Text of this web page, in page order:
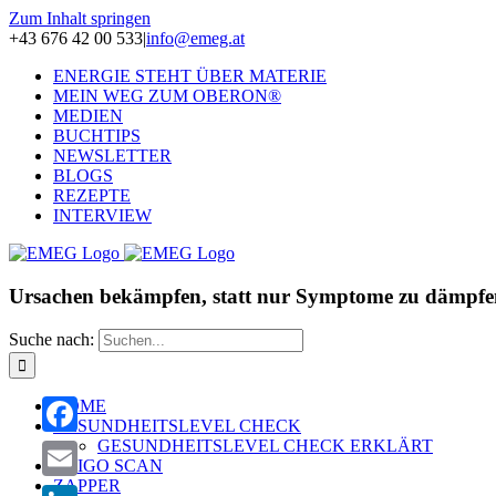
Zum Inhalt springen
+43 676 42 00 533|info@emeg.at
ENERGIE STEHT ÜBER MATERIE
MEIN WEG ZUM OBERON®
MEDIEN
BUCHTIPS
NEWSLETTER
BLOGS
REZEPTE
INTERVIEW
Ursachen bekämpfen, statt nur Symptome zu
Suche nach:
HOME
GESUNDHEITSLEVEL CHECK
GESUNDHEITSLEVEL CHECK ERKLÄRT
OLIGO SCAN
ZAPPER
Facebook